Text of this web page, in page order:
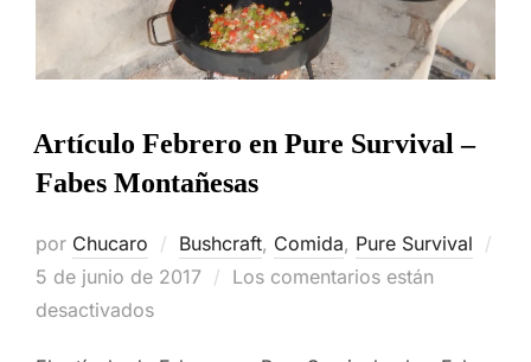
Artículo Febrero en Pure Survival –
Fabes Montañesas
por Chucaro Bushcraft, Comida, Pure Survival
Publicado
el
5 de junio de 2017
Los comentarios están
desactivados